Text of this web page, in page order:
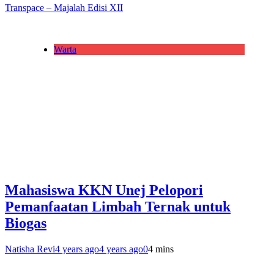
Transpace – Majalah Edisi XII
Warta
Mahasiswa KKN Unej Pelopori
Pemanfaatan Limbah Ternak untuk
Biogas
Natisha Revi4 years ago4 years ago04 mins